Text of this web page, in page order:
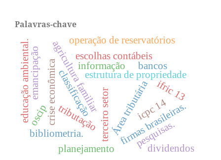
Palavras-chave
classificação Área tributária
tributação
estrutura de propriedade
firmas brasileiras.
agricultura familiar
bibliometria.
bancos
crise econômica
pesquisas.
terceiro setor
oscip
educação ambiental. ifric 13
escolhas contábeis
operação de reservatórios
planejamento
icpc 14
dividendos
informação
emancipação